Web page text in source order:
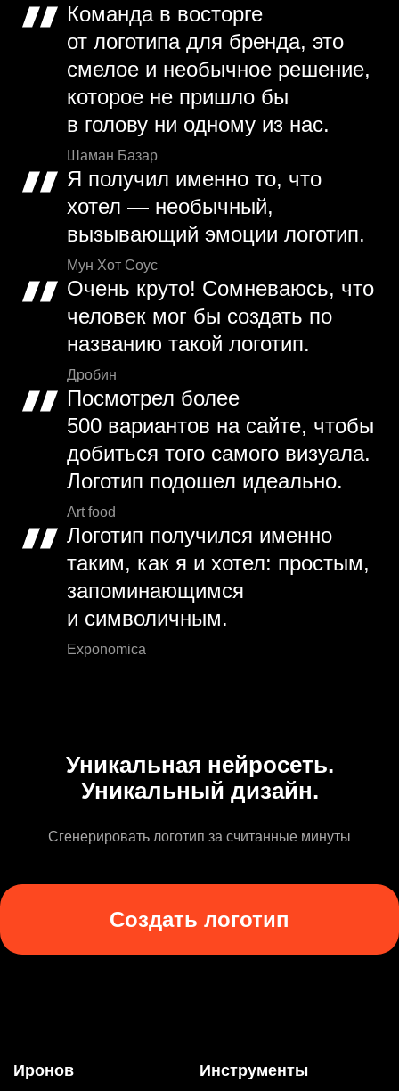
Команда в восторге
от логотипа для бренда, это
смелое и необычное решение,
которое не пришло бы
в голову ни одному из нас.
Шаман Базар
Я получил именно то, что
хотел — необычный,
вызывающий эмоции логотип.
Мун Хот Соус
Очень круто! Сомневаюсь, что
человек мог бы создать по
названию такой логотип.
Дробин
Посмотрел более
500 вариантов на сайте, чтобы
добиться того самого визуала.
Логотип подошел идеально.
Art food
Логотип получился именно
таким, как я и хотел: простым,
запоминающимся
и символичным.
Exponomica
Уникальная нейросеть.
Уникальный дизайн.
Сгенерировать логотип за считанные минуты
Создать логотип
Иронов Инструменты